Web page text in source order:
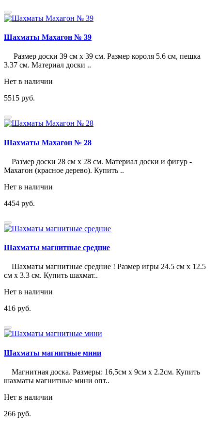
Шахматы Махагон № 39
Размер доски 39 см х 39 см. Размер короля 5.6 см, пешка
3.37 см. Материал доски ..
Нет в наличии
5515 руб.
Шахматы Махагон № 28
Размер доски 28 см х 28 см. Материал доски и фигур -
Махагон (красное дерево). Купить ..
Нет в наличии
4454 руб.
Шахматы магнитные средние
Шахматы магнитные средние ! Размер игры 24.5 см х 12.5
см х 3.3 см. Купить шахмат..
Нет в наличии
416 руб.
Шахматы магнитные мини
Магнитная доска. Размеры: 16,5см х 9см х 2.2см. Купить
шахматы магнитные мини опт..
Нет в наличии
266 руб.